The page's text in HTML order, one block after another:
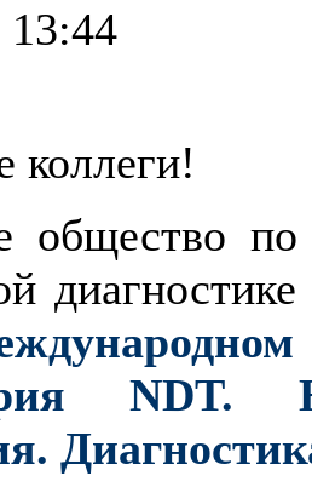
13:44
коллеги!
общество
NDT.